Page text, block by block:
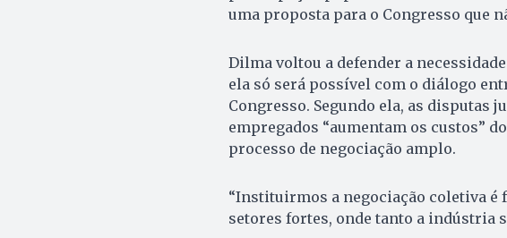
uma proposta para o Congresso que
Dilma voltou a defender a
ela só será possível com o diálogo
Congresso. Segundo ela, as disputas
empregados “aumentam os custos”
processo de negociação amplo.
“Instituirmos a negociação coletiva
setores fortes, onde tanto a indústria